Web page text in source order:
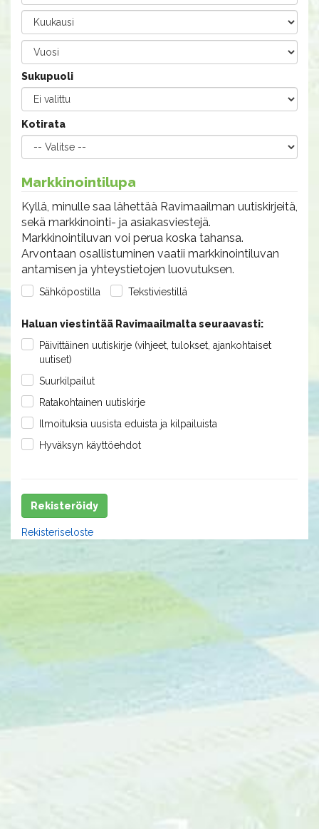
Sukupuoli
Kotirata
Markkinointilupa
Kyllä, minulle saa lähettää Ravimaailman uutiskirjeitä,
sekä markkinointi- ja asiakasviestejä.
Markkinointiluvan voi perua koska tahansa.
Arvontaan osallistuminen vaatii markkinointiluvan
antamisen ja yhteystietojen luovutuksen.
Sähköpostilla Tekstiviestillä
Haluan viestintää Ravimaailmalta seuraavasti:
Päivittäinen uutiskirje (vihjeet, tulokset, ajankohtaiset
uutiset)
Suurkilpailut
Ratakohtainen uutiskirje
Ilmoituksia uusista eduista ja kilpailuista
Hyväksyn käyttöehdot
Rekisteröidy
Rekisteriseloste